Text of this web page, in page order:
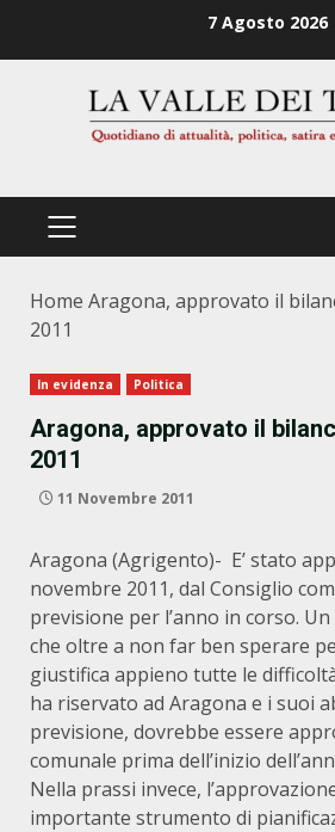
7 Agosto 2026
PRIMÄRES
Home Aragona, approvato il
2011
In evidenza Politica
Aragona, approvato il
2011
11 Novembre 2011
Aragona (Agrigento)- E’ stato
novembre 2011, dal Consiglio
previsione per l’anno in corso.
che oltre a non far ben sperare
giustifica appieno tutte le
ha riservato ad Aragona e i suoi
previsione, dovrebbe essere
comunale prima dell’inizio
Nella prassi invece,
importante strumento di